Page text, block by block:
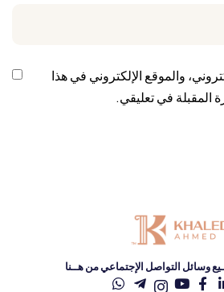
والموقع الإلكتروني في هذا
المقبلة في تعليقي.
وسائل التواصل الإجتماعي من هــنا